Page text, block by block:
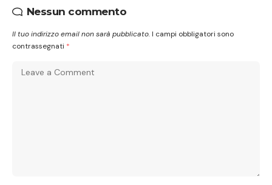
Nessun commento
Il tuo indirizzo email non sarà pubblicato. I campi obbligatori sono
contrassegnati *